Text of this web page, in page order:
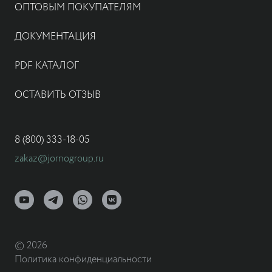
ОПТОВЫМ ПОКУПАТЕЛЯМ
ДОКУМЕНТАЦИЯ
PDF КАТАЛОГ
ОСТАВИТЬ ОТЗЫВ
8 (800) 333-18-05
zakaz@jornogroup.ru
© 2026
Политика конфиденциальности